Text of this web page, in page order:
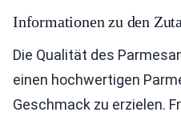
Informationen zu den
Die Qualität des
einen hochwertigen
Geschmack zu erzielen.